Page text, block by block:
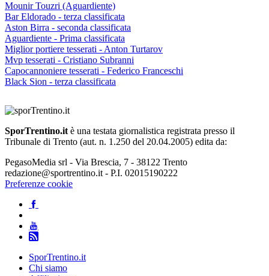
Mounir Touzri (Aguardiente)
Bar Eldorado - terza classificata
Aston Birra - seconda classificata
Aguardiente - Prima classificata
Miglior portiere tesserati - Anton Turtarov
Mvp tesserati - Cristiano Subranni
Capocannoniere tesserati - Federico Franceschi
Black Sion - terza classificata
SporTrentino.itè una testata giornalistica registrata presso il
Tribunale di Trento (aut. n. 1.250 del 20.04.2005) edita da:
PegasoMedia srl - Via Brescia, 7 - 38122 Trento
redazione@sportrentino.it - P.I. 02015190222
Preferenze cookie
SporTrentino.it
Chi siamo